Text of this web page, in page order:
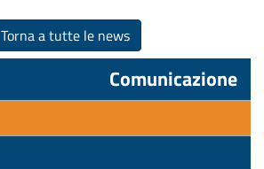
Torna a tutte le news
Comunicazione